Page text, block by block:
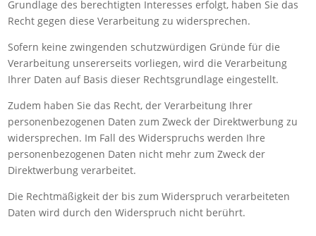
Grundlage des berechtigten Interesses erfolgt, haben Sie das
Recht gegen diese Verarbeitung zu widersprechen.
Sofern keine zwingenden schutzwürdigen Gründe für die
Verarbeitung unsererseits vorliegen, wird die Verarbeitung
Ihrer Daten auf Basis dieser Rechtsgrundlage eingestellt.
Zudem haben Sie das Recht, der Verarbeitung Ihrer
personenbezogenen Daten zum Zweck der Direktwerbung zu
widersprechen. Im Fall des Widerspruchs werden Ihre
personenbezogenen Daten nicht mehr zum Zweck der
Direktwerbung verarbeitet.
Die Rechtmäßigkeit der bis zum Widerspruch verarbeiteten
Daten wird durch den Widerspruch nicht berührt.